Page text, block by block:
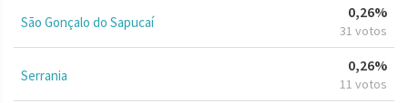
São Gonçalo do Sapucaí
0,26%
31 votos
Serrania
0,26%
11 votos